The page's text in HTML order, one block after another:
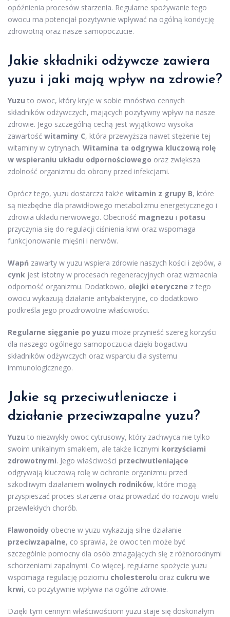
opóźnienia procesów starzenia. Regularne spożywanie tego
owocu ma potencjał pozytywnie wpływać na ogólną kondycję
zdrowotną oraz nasze samopoczucie.
Jakie składniki odżywcze zawiera
yuzu i jaki mają wpływ na zdrowie?
Yuzu to owoc, który kryje w sobie mnóstwo cennych
składników odżywczych, mających pozytywny wpływ na nasze
zdrowie. Jego szczególną cechą jest wyjątkowo wysoka
zawartość witaminy C, która przewyższa nawet stężenie tej
witaminy w cytrynach. Witamina ta odgrywa kluczową rolę
w wspieraniu układu odpornościowego oraz zwiększa
zdolność organizmu do obrony przed infekcjami.
Oprócz tego, yuzu dostarcza także witamin z grupy B, które
są niezbędne dla prawidłowego metabolizmu energetycznego i
zdrowia układu nerwowego. Obecność magnezu i potasu
przyczynia się do regulacji ciśnienia krwi oraz wspomaga
funkcjonowanie mięśni i nerwów.
Wapń zawarty w yuzu wspiera zdrowie naszych kości i zębów, a
cynk jest istotny w procesach regeneracyjnych oraz wzmacnia
odporność organizmu. Dodatkowo, olejki eteryczne z tego
owocu wykazują działanie antybakteryjne, co dodatkowo
podkreśla jego prozdrowotne właściwości.
Regularne sięganie po yuzu może przynieść szereg korzyści
dla naszego ogólnego samopoczucia dzięki bogactwu
składników odżywczych oraz wsparciu dla systemu
immunologicznego.
Jakie są przeciwutleniacze i
działanie przeciwzapalne yuzu?
Yuzu to niezwykły owoc cytrusowy, który zachwyca nie tylko
swoim unikalnym smakiem, ale także licznymi korzyściami
zdrowotnymi. Jego właściwości przeciwutleniające
odgrywają kluczową rolę w ochronie organizmu przed
szkodliwym działaniem wolnych rodników, które mogą
przyspieszać proces starzenia oraz prowadzić do rozwoju wielu
przewlekłych chorób.
Flawonoidy obecne w yuzu wykazują silne działanie
przeciwzapalne, co sprawia, że owoc ten może być
szczególnie pomocny dla osób zmagających się z różnorodnymi
schorzeniami zapalnymi. Co więcej, regularne spożycie yuzu
wspomaga regulację poziomu cholesterolu oraz cukru we
krwi, co pozytywnie wpływa na ogólne zdrowie.
Dzięki tym cennym właściwościom yuzu staje się doskonałym